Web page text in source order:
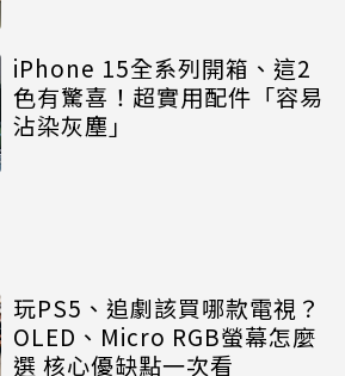
iPhone 15全系列開箱、這2
色有驚喜！超實用配件「容易
沾染灰塵」
玩PS5、追劇該買哪款電視？
OLED、Micro RGB螢幕怎麼
選 核心優缺點一次看